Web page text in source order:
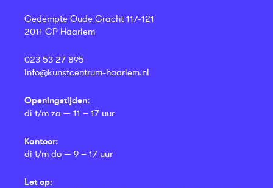
Gedempte Oude Gracht 117-121
2011 GP Haarlem
023 53 27 895
info@kunstcentrum-haarlem.nl
Openingstijden:
di t/m za — 11 – 17 uur
Kantoor:
di t/m do — 9 – 17 uur
Let op: